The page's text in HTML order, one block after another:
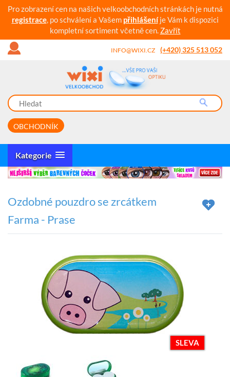
Pro zobrazení cen na našich velkoobchodních stránkách je nutná
registrace, po schválení a Vašem přihlášeníje Vám k dispozici
kompletní sortiment včetně cen. Zavřít
INFO@WIXI.CZ (+420) 325 513 052
OBCHODNÍK
Kategorie
Ozdobné pouzdro se zrcátkem
Farma - Prase
SLEVA